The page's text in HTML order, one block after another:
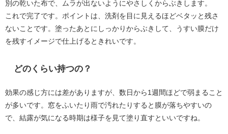
別の乾いた布で、ムラが出ないようにやさしくからぶきします。
これで完了です。ポイントは、洗剤を目に見えるほどベタッと残さ
ないことです。塗ったあとにしっかりからぶきして、うすい膜だけ
を残すイメージで仕上げるときれいです。
どのくらい持つの？
効果の感じ方には差がありますが、数日から1週間ほどで弱まること
が多いです。窓をふいたり雨で汚れたりすると膜が落ちやすいの
で、結露が気になる時期は様子を見て塗り直すといいですね。